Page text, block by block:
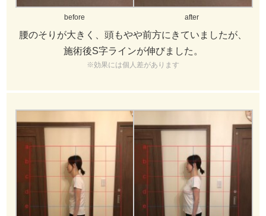
before after
腰のそりが大きく、頭もやや前方にきていましたが、
施術後S字ラインが伸びました。
※効果には個人差があります